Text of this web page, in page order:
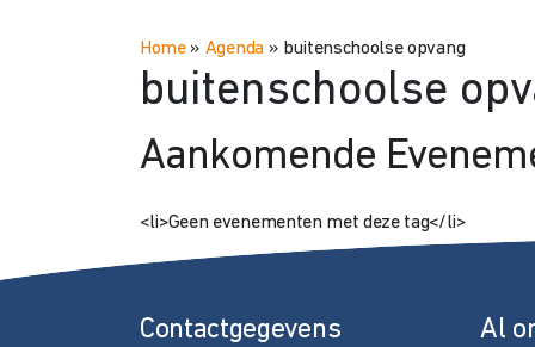
Home» Agenda» buitenschoolse opvang
buitenschoolse
Aankomende
<li>Geen evenementen met deze tag</li>
Contactgegevens Al